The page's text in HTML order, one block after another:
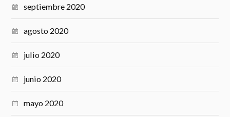
septiembre 2020
agosto 2020
julio 2020
junio 2020
mayo 2020